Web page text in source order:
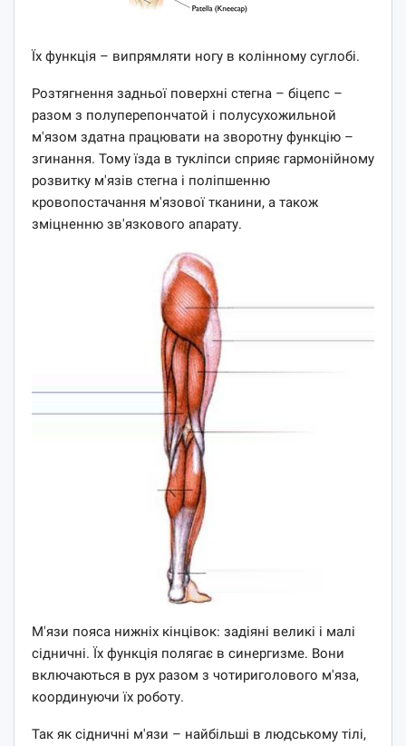
Їх функція – випрямляти ногу в колінному суглобі.
Розтягнення задньої поверхні стегна – біцепс –
разом з полуперепончатой ​​і полусухожильной
м'язом здатна працювати на зворотну функцію –
згинання. Тому їзда в тукліпси сприяє гармонійному
розвитку м'язів стегна і поліпшенню
кровопостачання м'язової тканини, а також
зміцненню зв'язкового апарату.
М'язи пояса нижніх кінцівок: задіяні великі і малі
сідничні. Їх функція полягає в синергизме. Вони
включаються в рух разом з чотириголового м'яза,
координуючи їх роботу.
Так як сідничні м'язи – найбільші в людському тілі,